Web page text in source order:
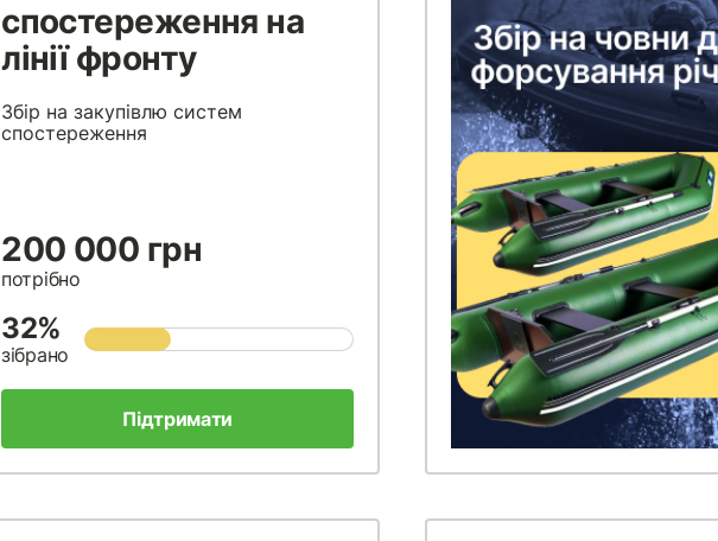
спостереження на
лінії фронту
Збір на закупівлю систем
спостереження
200 000 грн
потрібно
32%
зібрано
Підтримати